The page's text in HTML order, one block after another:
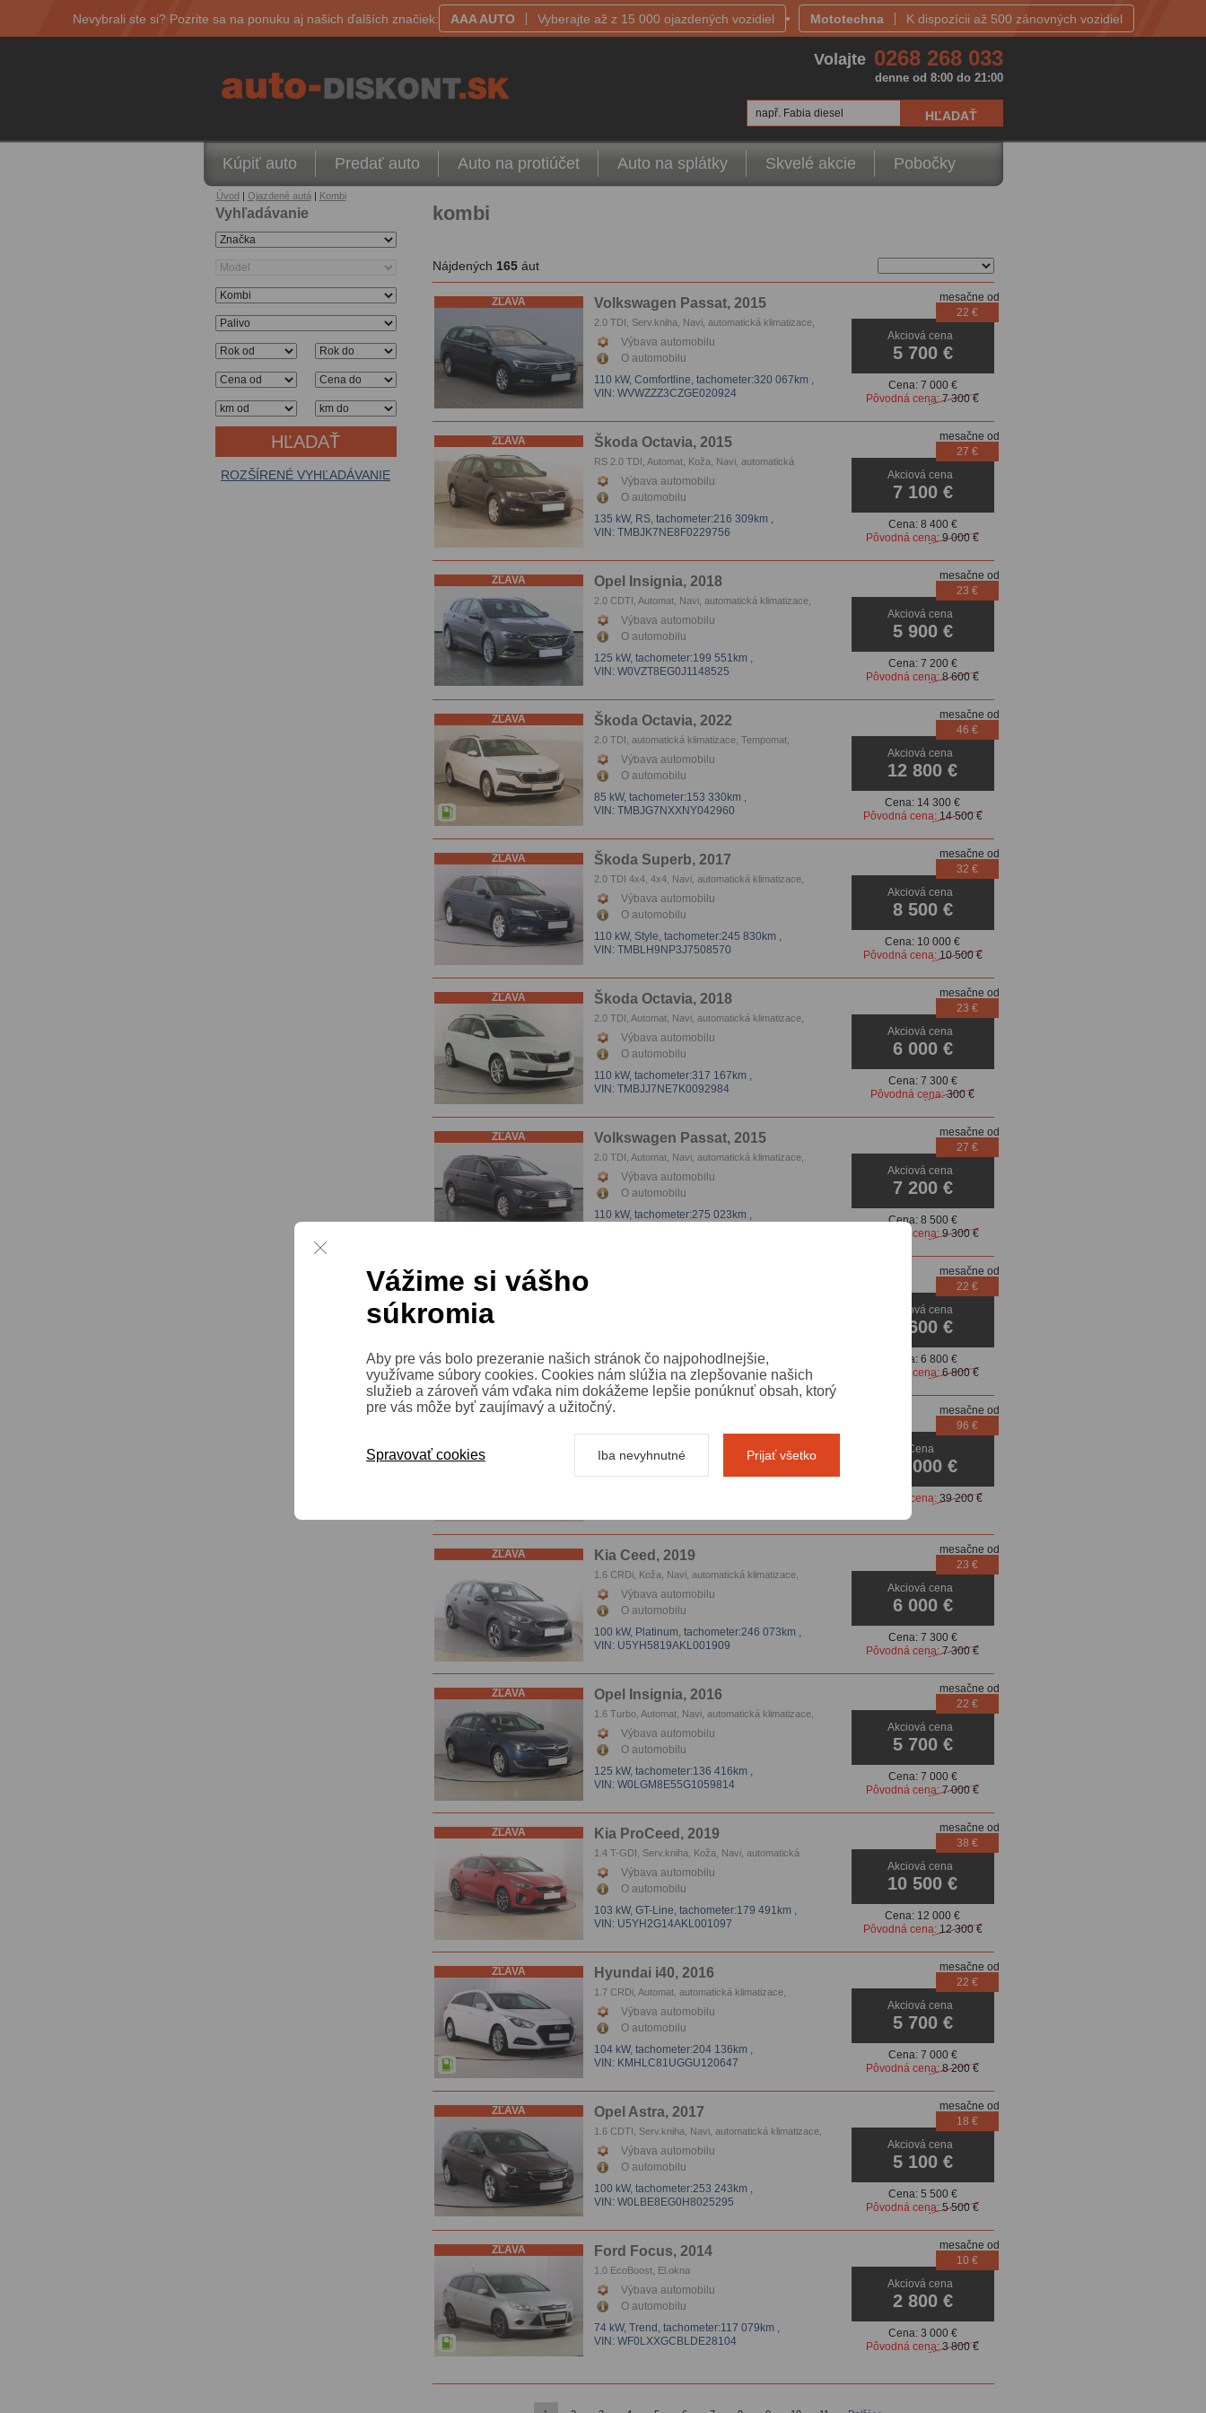
Nevybrali ste si? Pozrite sa na ponuku aj našich ďalších značiek: AAA AUTO Vyberajte až z 15 000 ojazdených vozidiel Mototechna K dispozícii až 500 zánovných vozidiel
Úvod| Ojazdené autá | Kombi
165
např. Fabia diesel
Vyhľadávanie
ROZŠÍRENÉ VYHĽADÁVANIE
kombi
Nájdených 165áut
ZĽAVA Volkswagen Passat, 2015
2.0 TDI, Serv.kniha, Navi, automatická klimatizace,
Tempomat, Vyhrievanie sedačiek, Parkovacie senzory,
Parkovacie kamera
Výbava automobilu
O automobilu
110 kW, Comfortline, tachometer:320 067km ,
VIN: WVWZZZ3CZGE020924
Akciová cena
5 700 €
mesačne od
22 €
Cena:7 000 €
Pôvodná cena:7 300 €
ZĽAVA Škoda Octavia, 2015
RS 2.0 TDI, Automat, Koža, Navi, automatická
klimatizace, Xenóny, Tempomat, Parkovacie senzory,
Vyhrievanie sedačiek, Pan.střecha
Výbava automobilu
O automobilu
135 kW, RS, tachometer:216 309km ,
VIN: TMBJK7NE8F0229756
Akciová cena
7 100 €
mesačne od
27 €
Cena:8 400 €
Pôvodná cena:9 000 €
ZĽAVA Opel Insignia, 2018
2.0 CDTI, Automat, Navi, automatická klimatizace,
Tempomat, Parkovacie senzory, Parkovacie kamera,
Koža, Navi, automatická klimatizace, Tempomat,
Parkovacie senzory, Parkovacie kamera
Výbava automobilu
O automobilu
125 kW, tachometer:199 551km ,
VIN: W0VZT8EG0J1148525
Akciová cena
5 900 €
mesačne od
23 €
Cena:7 200 €
Pôvodná cena:8 600 €
ZĽAVA Škoda Octavia, 2022
2.0 TDI, automatická klimatizace, Tempomat,
Parkovacie senzory, Vyhrievanie sedačiek
Výbava automobilu
O automobilu
85 kW, tachometer:153 330km ,
VIN: TMBJG7NXXNY042960
Akciová cena
12 800 €
mesačne od
46 €
Cena: 14 300 €
Pôvodná cena:14 500 €
ZĽAVA Škoda Superb, 2017
2.0 TDI 4x4, 4x4, Navi, automatická klimatizace,
Xenóny, Tempomat, Parkovacie senzory, Vyhrievanie
sedačiek
Výbava automobilu
O automobilu
110 kW, Style, tachometer:245 830km ,
VIN: TMBLH9NP3J7508570
Akciová cena
8 500 €
mesačne od
32 €
Cena: 10 000 €
Pôvodná cena:10 500 €
ZĽAVA Škoda Octavia, 2018
2.0 TDI, Automat, Navi, automatická klimatizace,
Tempomat, Parkovacie senzory, Vyhrievanie sedačiek
Výbava automobilu
O automobilu
110 kW, tachometer:317 167km ,
VIN: TMBJJ7NE7K0092984
Akciová cena
6 000 €
mesačne od
23 €
Cena:7 300 €
Pôvodná cena:300 €
ZĽAVA Volkswagen Passat, 2015
2.0 TDI, Automat, Navi, automatická klimatizace,
Tempomat, Parkovacie senzory, Vyhrievanie sedačiek
Výbava automobilu
O automobilu
110 kW, tachometer:275 023km ,
Akciová cena
7 200 €
mesačne od
27 €
Cena:8 500 €
Pôvodná cena:9 300 €
ZĽAVA
77 kW,tachometer:191 809km,
VIN: TMBJJ73T9D9043477
Akciová cena
5 600 €
mesačne od
22 €
Cena:6 800 €
Pôvodná cena:6 800 €
ZĽAVA Škoda Octavia, 2025
RS 2.0 TSI
Výbava automobilu
Cena
30 000 €
mesačne od
96 €
Pôvodná cena:39 200 €
ZĽAVA Kia Ceed, 2019
1.6 CRDi, Koža, Navi, automatická klimatizace,
Tempomat, Parkovacie senzory
Výbava automobilu
O automobilu
100 kW, Platinum, tachometer:246 073km ,
VIN: U5YH5819AKL001909
Akciová cena
6 000 €
mesačne od
23 €
Cena:7 300 €
Pôvodná cena:7 300 €
ZĽAVA Opel Insignia, 2016
1.6 Turbo, Automat, Navi, automatická klimatizace,
Tempomat, Parkovacie senzory
Výbava automobilu
O automobilu
125 kW, tachometer:136 416km ,
VIN: W0LGM8E55G1059814
Akciová cena
5 700 €
mesačne od
22 €
Cena:7 000 €
Pôvodná cena:7 000 €
ZĽAVA Kia ProCeed, 2019
1.4 T-GDI, Serv.kniha, Koža, Navi, automatická
klimatizace, Tempomat, Parkovacie senzory
Výbava automobilu
O automobilu
103 kW, GT-Line, tachometer:179 491km ,
VIN: U5YH2G14AKL001097
Akciová cena
10 500 €
mesačne od
38 €
Cena: 12 000 €
Pôvodná cena:12 300 €
ZĽAVA Hyundai i40, 2016
1.7 CRDi, Automat, automatická klimatizace,
Tempomat, Vyhrievanie sedačiek, Parkovacie senzory
Výbava automobilu
O automobilu
104 kW, tachometer:204 136km ,
VIN: KMHLC81UGGU120647
Akciová cena
5 700 €
mesačne od
22 €
Cena:7 000 €
Pôvodná cena:8 200 €
ZĽAVA Opel Astra, 2017
1.6 CDTI, Serv.kniha, Navi, automatická klimatizace,
Tempomat, El.okna, Vyhrievanie sedačiek, Parkovacie
senzory, Parkovacie kamera
Výbava automobilu
O automobilu
100 kW, tachometer:253 243km ,
VIN: W0LBE8EG0H8025295
Akciová cena
5 100 €
mesačne od
18 €
Cena:5 500 €
Pôvodná cena:5 500 €
ZĽAVA Ford Focus, 2014
1.0 EcoBoost, El.okna
Výbava automobilu
O automobilu
74 kW, Trend, tachometer:117 079km ,
VIN: WF0LXXGCBLDE28104
Akciová cena
2 800 €
mesačne od
10 €
Cena:3 000 €
Pôvodná cena:3 800 €
Kúpiť auto Predať auto Auto na protiúčet Auto na splátky Skvelé akcie Pobočky
Volajte 0268 268 033
denne od 8:00 do 21:00
Vážime si vášho
súkromia
Aby pre vás bolo prezeranie našich stránok čo najpohodlnejšie,
využívame súbory cookies. Cookies nám slúžia na zlepšovanie našich
služieb a zároveň vám vďaka nim dokážeme lepšie ponúknuť obsah, ktorý
pre vás môže byť zaujímavý a užitočný.
Spravovať cookies Iba nevyhnutné Prijať všetko